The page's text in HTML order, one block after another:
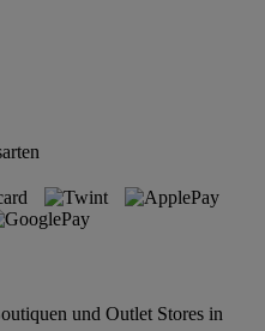
und Outlet Stores in